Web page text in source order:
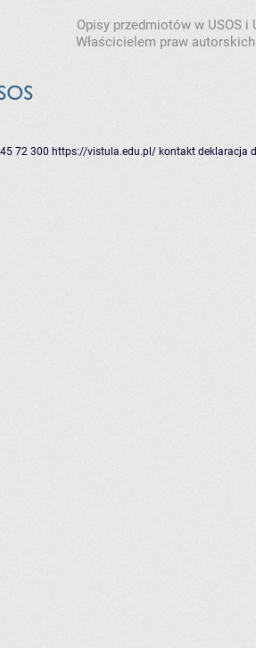
Opisy przedmiotów w USOS
Właścicielem praw
72 300 https://vistula.edu.pl/ kontakt deklaracja